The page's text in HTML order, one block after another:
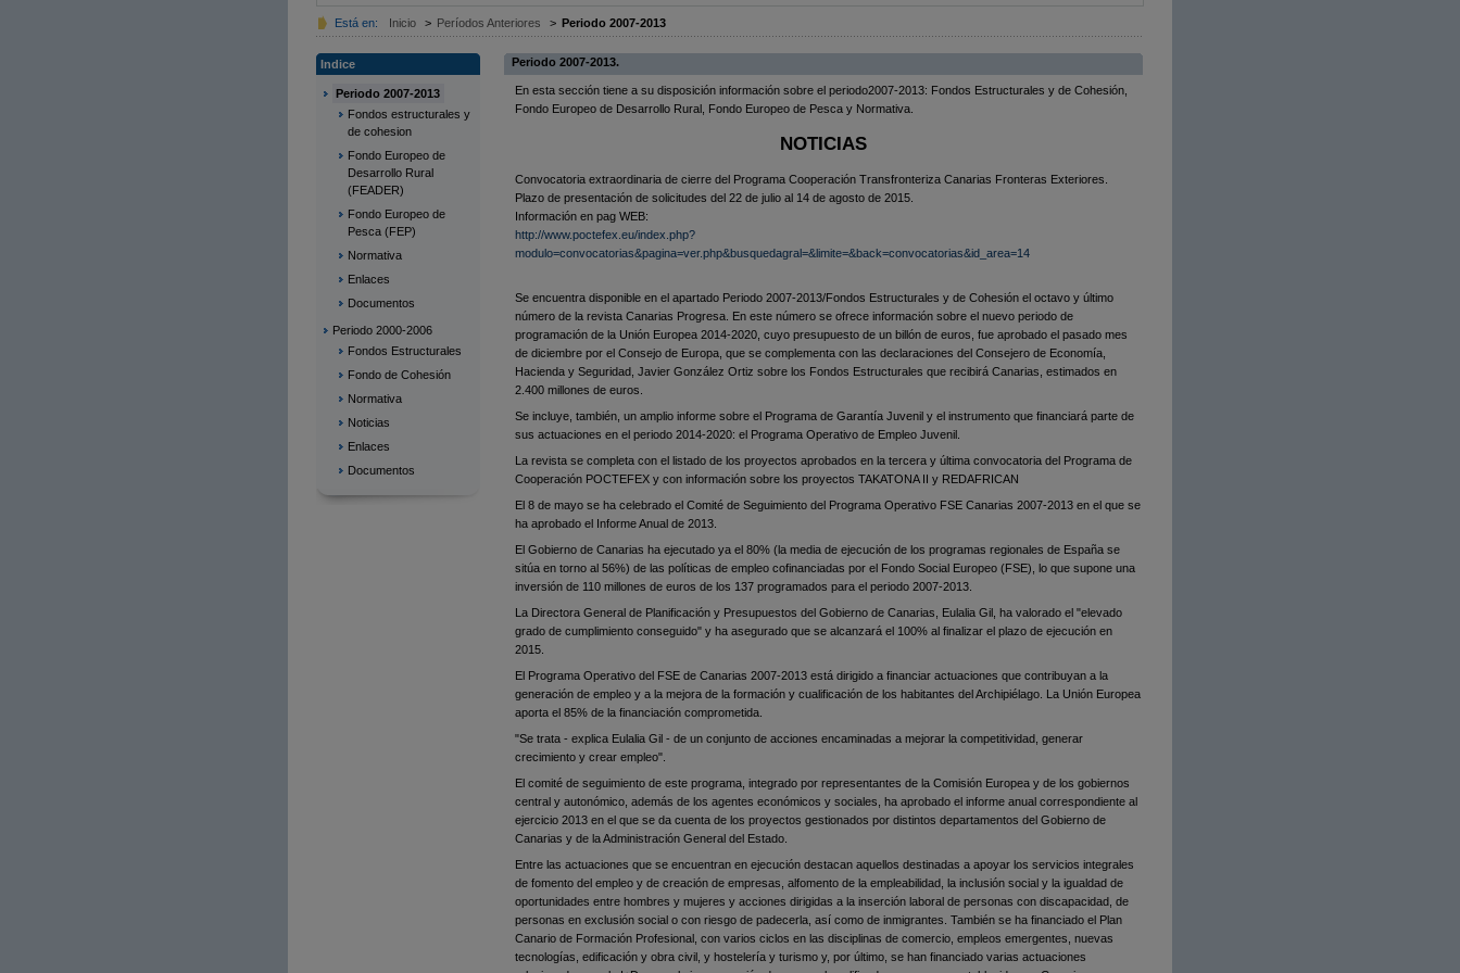
Está en: Inicio > Períodos Anteriores > Periodo 2007-2013
Indice
Periodo 2007-2013
Fondos estructurales y
de cohesion
Fondo Europeo de
Desarrollo Rural
(FEADER)
Fondo Europeo de
Pesca (FEP)
Normativa
Enlaces
Documentos
Periodo 2000-2006
Fondos Estructurales
Fondo de Cohesión
Normativa
Noticias
Enlaces
Documentos
Periodo 2007-2013.
En esta sección tiene a su disposición información sobre el periodo2007-2013: Fondos Estructurales y de Cohesión,
Fondo Europeo de Desarrollo Rural, Fondo Europeo de Pesca y Normativa.
NOTICIAS
Convocatoria extraordinaria de cierre del Programa Cooperación Transfronteriza Canarias Fronteras Exteriores.
Plazo de presentación de solicitudes del 22 de julio al 14 de agosto de 2015.
Información en pag WEB:
http://www.poctefex.eu/index.php?
modulo=convocatorias&pagina=ver.php&busquedagral=&limite=&back=convocatorias&id_area=14
Se encuentra disponible en el apartado Periodo 2007-2013/Fondos Estructurales y de Cohesión el octavo y último
número de la revista Canarias Progresa. En este número se ofrece información sobre el nuevo periodo de
programación de la Unión Europea 2014-2020, cuyo presupuesto de un billón de euros, fue aprobado el pasado mes
de diciembre por el Consejo de Europa, que se complementa con las declaraciones del Consejero de Economía,
Hacienda y Seguridad, Javier González Ortiz sobre los Fondos Estructurales que recibirá Canarias, estimados en
2.400 millones de euros.
Se incluye, también, un amplio informe sobre el Programa de Garantía Juvenil y el instrumento que financiará parte de
sus actuaciones en el periodo 2014-2020: el Programa Operativo de Empleo Juvenil.
La revista se completa con el listado de los proyectos aprobados en la tercera y última convocatoria del Programa de
Cooperación POCTEFEX y con información sobre los proyectos TAKATONA II y REDAFRICAN
El 8 de mayo se ha celebrado el Comité de Seguimiento del Programa Operativo FSE Canarias 2007-2013 en el que se
ha aprobado el Informe Anual de 2013.
El Gobierno de Canarias ha ejecutado ya el 80% (la media de ejecución de los programas regionales de España se
sitúa en torno al 56%) de las políticas de empleo cofinanciadas por el Fondo Social Europeo (FSE), lo que supone una
inversión de 110 millones de euros de los 137 programados para el periodo 2007-2013.
La Directora General de Planificación y Presupuestos del Gobierno de Canarias, Eulalia Gil, ha valorado el "elevado
grado de cumplimiento conseguido" y ha asegurado que se alcanzará el 100% al finalizar el plazo de ejecución en
2015.
El Programa Operativo del FSE de Canarias 2007-2013 está dirigido a financiar actuaciones que contribuyan a la
generación de empleo y a la mejora de la formación y cualificación de los habitantes del Archipiélago. La Unión Europea
aporta el 85% de la financiación comprometida.
"Se trata - explica Eulalia Gil - de un conjunto de acciones encaminadas a mejorar la competitividad, generar
crecimiento y crear empleo".
El comité de seguimiento de este programa, integrado por representantes de la Comisión Europea y de los gobiernos
central y autonómico, además de los agentes económicos y sociales, ha aprobado el informe anual correspondiente al
ejercicio 2013 en el que se da cuenta de los proyectos gestionados por distintos departamentos del Gobierno de
Canarias y de la Administración General del Estado.
Entre las actuaciones que se encuentran en ejecución destacan aquellos destinadas a apoyar los servicios integrales
de fomento del empleo y de creación de empresas, alfomento de la empleabilidad, la inclusión social y la igualdad de
oportunidades entre hombres y mujeres y acciones dirigidas a la inserción laboral de personas con discapacidad, de
personas en exclusión social o con riesgo de padecerla, así como de inmigrantes. También se ha financiado el Plan
Canario de Formación Profesional, con varios ciclos en las disciplinas de comercio, empleos emergentes, nuevas
tecnologías, edificación y obra civil, y hostelería y turismo y, por último, se han financiado varias actuaciones